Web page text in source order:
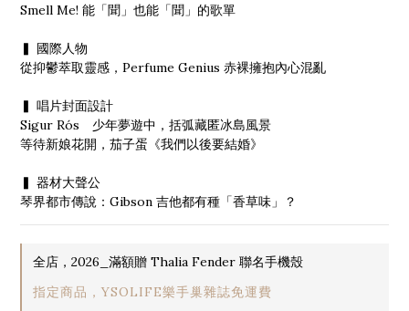
Smell Me! 能「聞」也能「聞」的歌單
▍ 國際人物
從抑鬱萃取靈感，Perfume Genius 赤裸擁抱內心混亂
▍ 唱片封面設計
Sigur Rós　少年夢遊中，括弧藏匿冰島風景
等待新娘花開，茄子蛋《我們以後要結婚》
▍ 器材大聲公
琴界都市傳說：Gibson 吉他都有種「香草味」？
全店，2026_滿額贈 Thalia Fender 聯名手機殼
指定商品，YSOLIFE樂手巢雜誌免運費